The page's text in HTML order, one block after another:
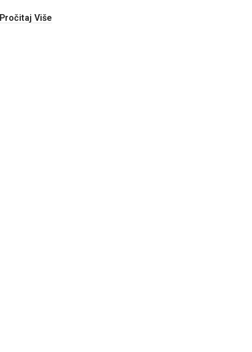
Pročitaj Više